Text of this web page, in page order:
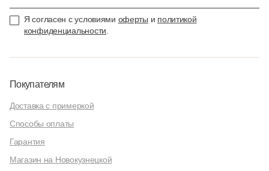
Я согласен с условиями оферты и политикой
конфиденциальности
Покупателям
Доставка с примеркой
Способы оплаты
Гарантия
Магазин на Новокузнецкой